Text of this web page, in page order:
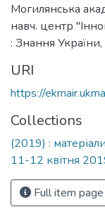
Могилянська
навч. центр
: Знання
URI
https://
Collections
(2019) :
11-12 квітня
Full item page